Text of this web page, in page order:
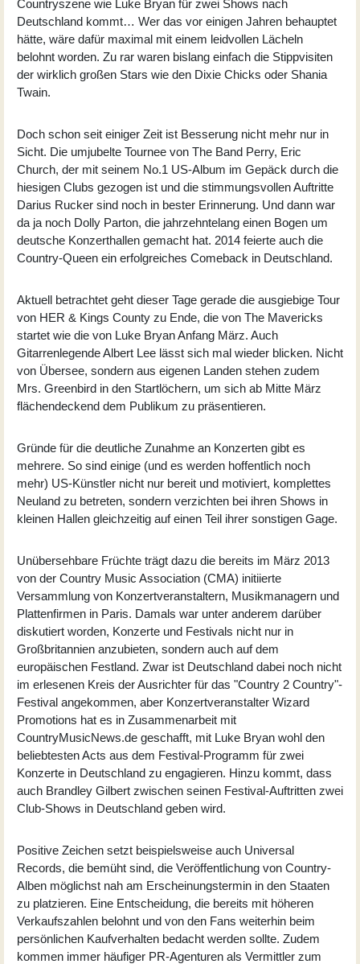
Countryszene wie Luke Bryan für zwei Shows nach
Deutschland kommt… Wer das vor einigen Jahren behauptet
hätte, wäre dafür maximal mit einem leidvollen Lächeln
belohnt worden. Zu rar waren bislang einfach die Stippvisiten
der wirklich großen Stars wie den Dixie Chicks oder Shania
Twain.
Doch schon seit einiger Zeit ist Besserung nicht mehr nur in
Sicht. Die umjubelte Tournee von The Band Perry, Eric
Church, der mit seinem No.1 US-Album im Gepäck durch die
hiesigen Clubs gezogen ist und die stimmungsvollen Auftritte
Darius Rucker sind noch in bester Erinnerung. Und dann war
da ja noch Dolly Parton, die jahrzehntelang einen Bogen um
deutsche Konzerthallen gemacht hat. 2014 feierte auch die
Country-Queen ein erfolgreiches Comeback in Deutschland.
Aktuell betrachtet geht dieser Tage gerade die ausgiebige Tour
von HER & Kings County zu Ende, die von The Mavericks
startet wie die von Luke Bryan Anfang März. Auch
Gitarrenlegende Albert Lee lässt sich mal wieder blicken. Nicht
von Übersee, sondern aus eigenen Landen stehen zudem
Mrs. Greenbird in den Startlöchern, um sich ab Mitte März
flächendeckend dem Publikum zu präsentieren.
Gründe für die deutliche Zunahme an Konzerten gibt es
mehrere. So sind einige (und es werden hoffentlich noch
mehr) US-Künstler nicht nur bereit und motiviert, komplettes
Neuland zu betreten, sondern verzichten bei ihren Shows in
kleinen Hallen gleichzeitig auf einen Teil ihrer sonstigen Gage.
Unübersehbare Früchte trägt dazu die bereits im März 2013
von der Country Music Association (CMA) initiierte
Versammlung von Konzertveranstaltern, Musikmanagern und
Plattenfirmen in Paris. Damals war unter anderem darüber
diskutiert worden, Konzerte und Festivals nicht nur in
Großbritannien anzubieten, sondern auch auf dem
europäischen Festland. Zwar ist Deutschland dabei noch nicht
im erlesenen Kreis der Ausrichter für das "Country 2 Country"-
Festival angekommen, aber Konzertveranstalter Wizard
Promotions hat es in Zusammenarbeit mit
CountryMusicNews.de geschafft, mit Luke Bryan wohl den
beliebtesten Acts aus dem Festival-Programm für zwei
Konzerte in Deutschland zu engagieren. Hinzu kommt, dass
auch Brandley Gilbert zwischen seinen Festival-Auftritten zwei
Club-Shows in Deutschland geben wird.
Positive Zeichen setzt beispielsweise auch Universal
Records, die bemüht sind, die Veröffentlichung von Country-
Alben möglichst nah am Erscheinungstermin in den Staaten
zu platzieren. Eine Entscheidung, die bereits mit höheren
Verkaufszahlen belohnt und von den Fans weiterhin beim
persönlichen Kaufverhalten bedacht werden sollte. Zudem
kommen immer häufiger PR-Agenturen als Vermittler zum